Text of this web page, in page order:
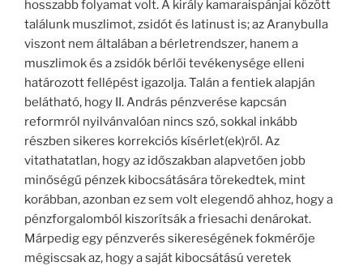
hosszabb folyamat volt. A király kamaraispánjai között
találunk muszlimot, zsidót és latinust is; az Aranybulla
viszont nem általában a bérletrendszer, hanem a
muszlimok és a zsidók bérlői tevékenysége elleni
határozott fellépést igazolja. Talán a fentiek alapján
belátható, hogy II. András pénzverése kapcsán
reformról nyilvánvalóan nincs szó, sokkal inkább
részben sikeres korrekciós kísérlet(ek)ről. Az
vitathatatlan, hogy az időszakban alapvetően jobb
minőségű pénzek kibocsátására törekedtek, mint
korábban, azonban ez sem volt elegendő ahhoz, hogy a
pénzforgalomból kiszorítsák a friesachi denárokat.
Márpedig egy pénzverés sikereségének fokmérője
mégiscsak az, hogy a saját kibocsátású veretek